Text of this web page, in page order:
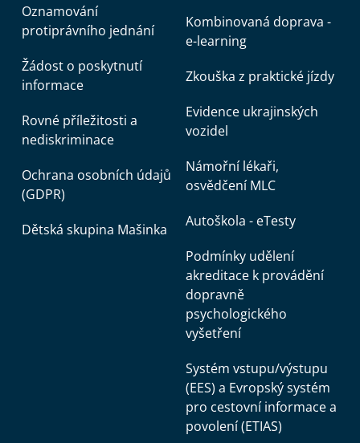
Oznamování
protiprávního jednání
Žádost o poskytnutí
informace
Rovné příležitosti a
nediskriminace
Ochrana osobních údajů
(GDPR)
Dětská skupina Mašinka
Kombinovaná doprava -
e-learning
Zkouška z praktické jízdy
Evidence ukrajinských
vozidel
Námořní lékaři,
osvědčení MLC
Autoškola - eTesty
Podmínky udělení
akreditace k provádění
dopravně
psychologického
vyšetření
Systém vstupu/výstupu
(EES) a Evropský systém
pro cestovní informace a
povolení (ETIAS)